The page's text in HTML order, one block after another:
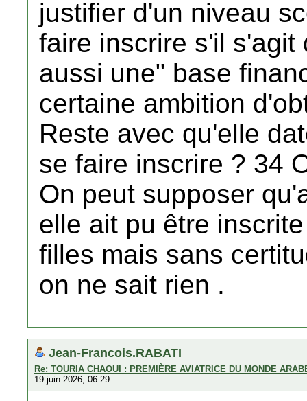
justifier d'un niveau
faire inscrire s'il
aussi une" base
certaine ambition
Reste avec qu'elle
se faire inscrire ? 34
On peut supposer
elle ait pu être
filles mais sans
on ne sait rien .
Jean-Francois.RABATI
Re: TOURIA CHAOUI : PREMIÈRE AVIATRICE DU MONDE
19 juin 2026, 06:29